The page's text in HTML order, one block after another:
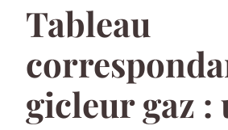
Tableau
gicleur gaz :